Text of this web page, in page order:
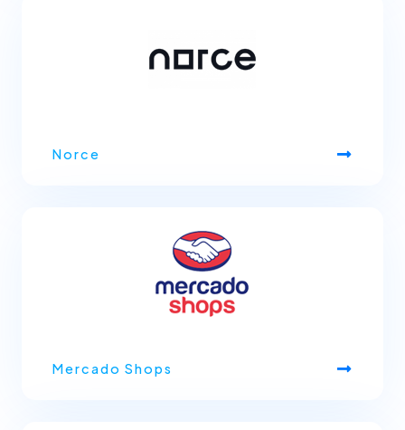
Norce
Mercado Shops